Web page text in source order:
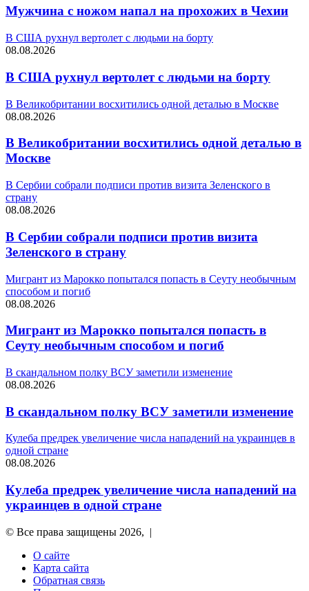
Мужчина с ножом напал на прохожих в Чехии
В США рухнул вертолет с людьми на борту
08.08.2026
В США рухнул вертолет с людьми на борту
В Великобритании восхитились одной деталью в Москве
08.08.2026
В Великобритании восхитились одной деталью в
Москве
В Сербии собрали подписи против визита Зеленского в
страну
08.08.2026
В Сербии собрали подписи против визита
Зеленского в страну
Мигрант из Марокко попытался попасть в Сеуту необычным
способом и погиб
08.08.2026
Мигрант из Марокко попытался попасть в
Сеуту необычным способом и погиб
В скандальном полку ВСУ заметили изменение
08.08.2026
В скандальном полку ВСУ заметили изменение
Кулеба предрек увеличение числа нападений на украинцев в
одной стране
08.08.2026
Кулеба предрек увеличение числа нападений на
украинцев в одной стране
© Все права защищены 2026, |
О сайте
Карта сайта
Обратная связь